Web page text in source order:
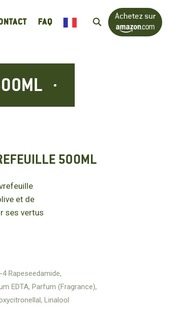
FAQ
Achetez sur
500ML
et de
ses vertus
Rapeseedamide,
EDTA, Parfum (Fragrance),
Linalool